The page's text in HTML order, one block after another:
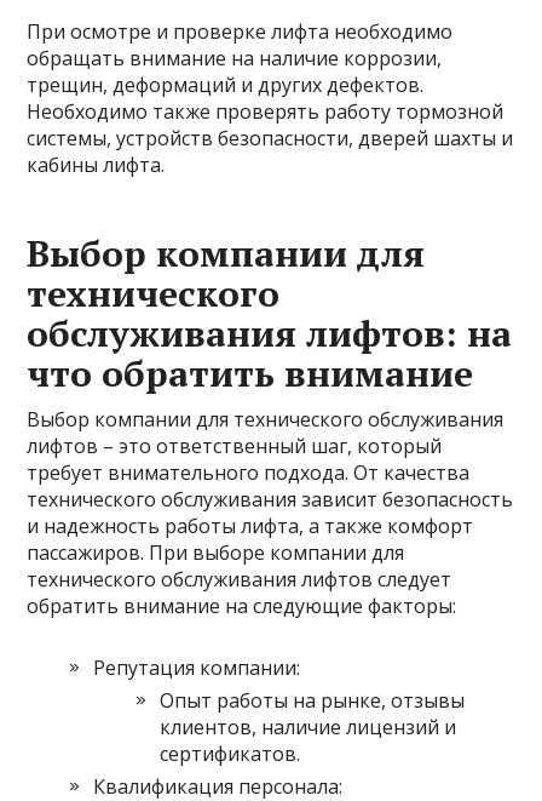
При осмотре и проверке лифта необходимо
обращать внимание на наличие коррозии,
трещин, деформаций и других дефектов.
Необходимо также проверять работу тормозной
системы, устройств безопасности, дверей шахты и
кабины лифта.
Выбор компании для
технического
обслуживания лифтов: на
что обратить внимание
Выбор компании для технического обслуживания
лифтов – это ответственный шаг, который
требует внимательного подхода. От качества
технического обслуживания зависит безопасность
и надежность работы лифта, а также комфорт
пассажиров. При выборе компании для
технического обслуживания лифтов следует
обратить внимание на следующие факторы:
Репутация компании:
Опыт работы на рынке, отзывы
клиентов, наличие лицензий и
сертификатов.
Квалификация персонала: